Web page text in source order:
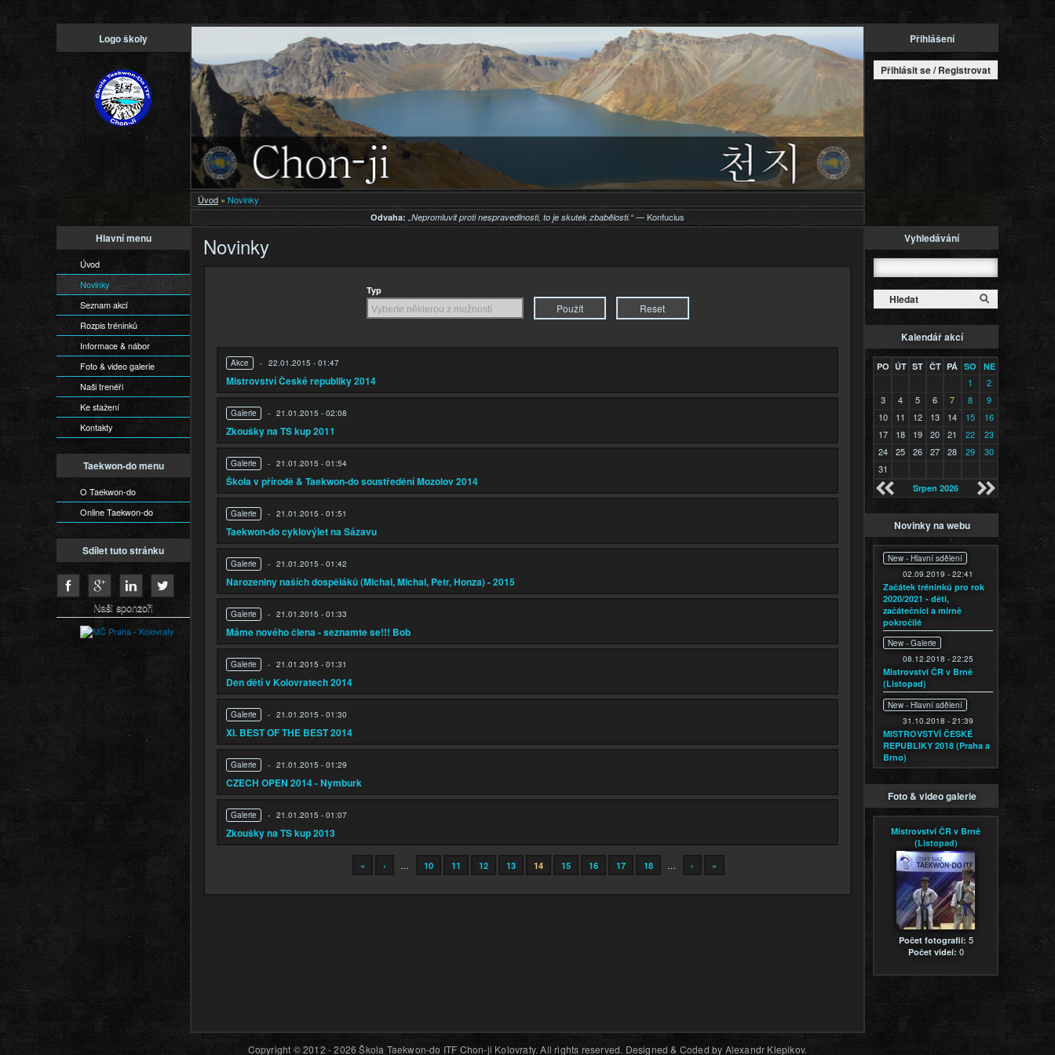
hlavnímu
obsahu
Logo školy Přihlášení
Přihlásit se / Registrovat
Úvod » Novinky
Odvaha: „Nepromluvit proti nespravedlnosti, to je skutek zbabělosti.“ — Konfucius
Hlavní menu
Úvod
Novinky
Seznam akcí
Rozpis tréninků
Informace & nábor
Foto & video galerie
Naši trenéři
Ke stažení
Kontakty
Taekwon-do menu
O Taekwon-do
Online Taekwon-do
Sdílet tuto stránku
Naši sponzoři
Novinky
Typ
Akce - 22.01.2015 - 01:47
Mistrovství České republiky 2014
Galerie - 21.01.2015 - 02:08
Zkoušky na TS kup 2011
Galerie - 21.01.2015 - 01:54
Škola v přírodě & Taekwon-do soustředění Mozolov 2014
Galerie - 21.01.2015 - 01:51
Taekwon-do cyklovýlet na Sázavu
Galerie - 21.01.2015 - 01:42
Narozeniny naších dospěláků (Michal, Michal, Petr, Honza) - 2015
Galerie - 21.01.2015 - 01:33
Máme nového člena - seznamte se!!! Bob
Galerie - 21.01.2015 - 01:31
Den dětí v Kolovratech 2014
Galerie - 21.01.2015 - 01:30
XI. BEST OF THE BEST 2014
Galerie - 21.01.2015 - 01:29
CZECH OPEN 2014 - Nymburk
Galerie - 21.01.2015 - 01:07
Zkoušky na TS kup 2013
« ‹ … 10 11 12 13 14 15 16 17 18 … › »
Vyhledávání
Kalendář akcí
PO ÚT ST ČT PÁ SO NE
1
2
3
4 5 6 7 8
9
10
11 12 13 14 15
16
17
18 19 20 21 22
23
24
25 26 27 28 29
30
31
Srpen 2026
Novinky na webu
New - Hlavní sdělení
02.09.2019 - 22:41
Začátek tréninků pro rok
2020/2021 - děti,
začátečníci a mírně
pokročilé
New - Galerie
08.12.2018 - 22:25
Mistrovství ČR v Brně
(Listopad)
New - Hlavní sdělení
31.10.2018 - 21:39
MISTROVSTVÍ ČESKÉ
REPUBLIKY 2018 (Praha a
Brno)
Foto & video galerie
Mistrovství ČR v Brně
(Listopad)
Počet fotografií: 5
Počet videí: 0
Copyright © 2012 - 2026 Škola Taekwon-do ITF Chon-ji Kolovraty. All rights reserved. Designed & Coded by Alexandr Klepikov.